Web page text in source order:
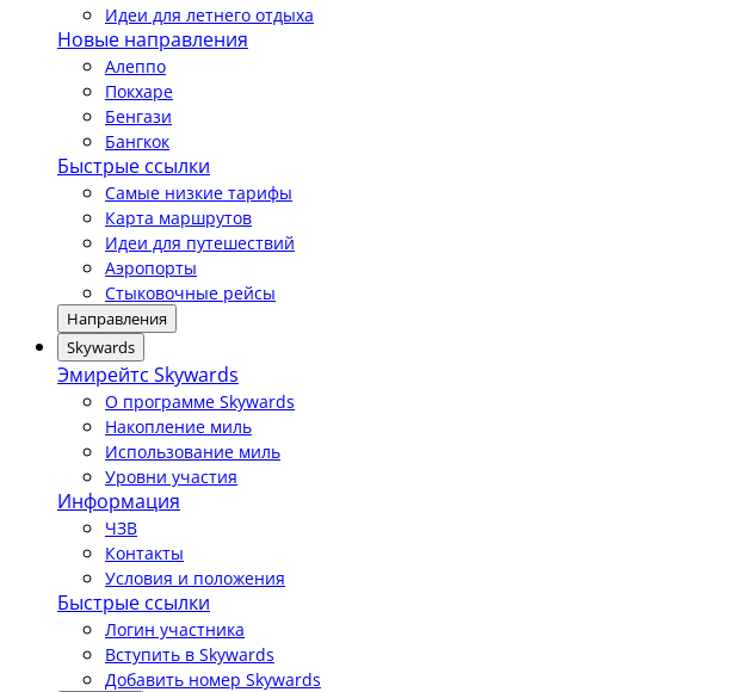
Идеи для летнего отдыха
Новые направления
Алеппо
Покхаре
Бенгази
Бангкок
Быстрые ссылки
Самые низкие тарифы
Карта маршрутов
Идеи для путешествий
Аэропорты
Стыковочные рейсы
Направления
Skywards
Эмирейтс Skywards
О программе Skywards
Накопление миль
Использование миль
Уровни участия
Информация
ЧЗВ
Контакты
Условия и положения
Быстрые ссылки
Логин участника
Вступить в Skywards
Добавить номер Skywards